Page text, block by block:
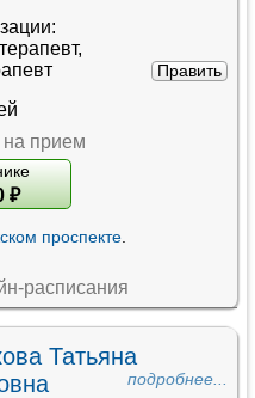
,
Править
на прием
₽
проспекте.
расписания
Татьяна
подробнее...